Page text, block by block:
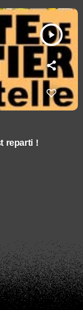
play_arrow
reparti !